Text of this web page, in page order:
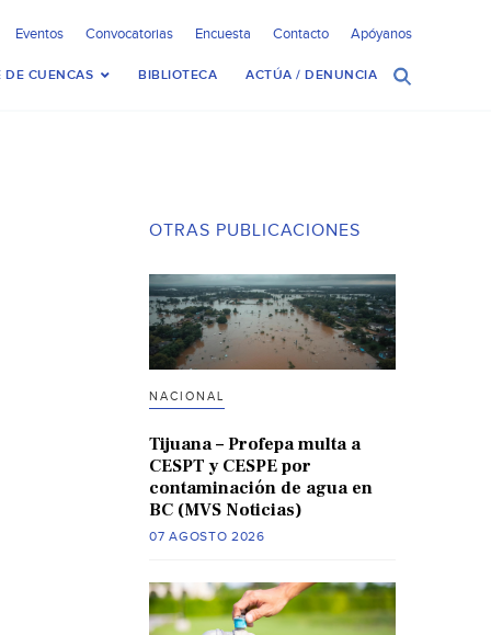
Eventos Convocatorias Encuesta Contacto Apóyanos
DE CUENCAS BIBLIOTECA ACTÚA / DENUNCIA
OTRAS PUBLICACIONES
NACIONAL
Tijuana – Profepa multa a
CESPT y CESPE por
contaminación de agua en
BC (MVS Noticias)
07 AGOSTO 2026